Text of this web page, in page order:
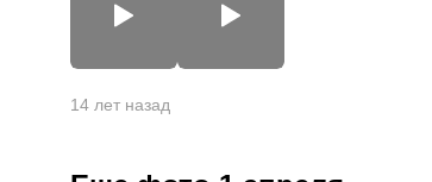
14 лет назад